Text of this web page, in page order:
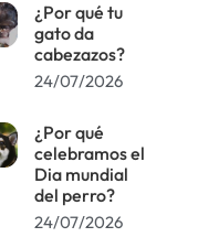
¿Por qué tu
gato da
cabezazos?
24/07/2026
¿Por qué
celebramos el
Dia mundial
del perro?
24/07/2026